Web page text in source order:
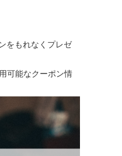
をもれなくプレゼ
可能なクーポン情